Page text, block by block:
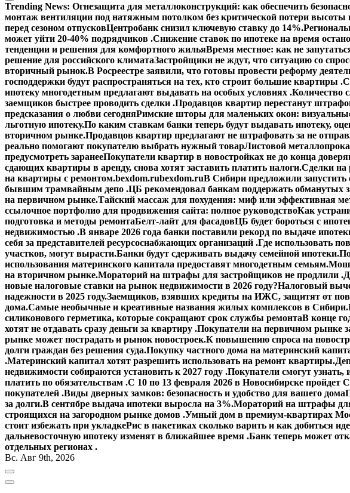
Trending News: Огнезащита для металлоконструкций: как обеспечить
монтаж вентиляции под натяжным потолком без критической потери высоты
перед сезоном отпусковЦентробанк снизил ключевую ставку до 14%.
может уйти 20-40% подрядчиков .Снижение ставок по ипотеке на время
тенденции и решения для комфортного жильяВремя местное: как не
решение для российского климатаЗастройщики не ждут, что ситуацию со
вторичный рынок.В Росреестре заявили, что готовы провести реформу
господдержки будут распространяться на тех, кто строит большие квартиры .
ипотеку многодетным предлагают выдавать на особых условиях .Количество
заемщиков быстрее проводить сделки .Продавцов квартир перестанут
предсказания о любви сегодняРимские шторы для маленьких окон:
льготную ипотеку.По каким ставкам банки теперь будут выдавать ипотеку,
вторичном рынке.Продавцов квартир предлагают не штрафовать за не
реально помогают покупателю выбрать нужный товарЛистовой
предусмотреть заранееПокупатели квартир в новостройках не до конца
сдающих квартиры в аренду, снова хотят заставить платить налоги.Сделки на
на квартиры с ремонтом.bexdom.rubexdom.ruВ Сибири предложили запустить
бывшим трамвайным депо .ЦБ рекомендовал банкам поддержать обманутых
на первичном рынке.Тайский массаж для похудения: миф или эффективная
ссылочное портфолио для продвижения сайта: полное руководствоКак
подготовка и методы ремонтаБелт-лайт для фасадовЦБ будет бороться с
недвижимостью .В январе 2026 года банки поставили рекорд по выдаче
себя за представителей ресурсоснабжающих организаций .Где использовать
участков, могут вырасти.Банки будут сдерживать выдачу семейной ипотеки.
использования материнского капитала предоставят многодетным семьям.
на вторичном рынке.Мораторий на штрафы для застройщиков не продлили .
новые налоговые ставки на рынок недвижимости в 2026 году?Налоговый
надежности в 2025 году.Заемщиков, взявших кредиты на ИЖС, защитят от
дома.Самые необычные и креативные названия жилых комплексов в Сибири.
силиконового герметика, которые сокращают срок службы ремонтаВ конце
хотят не отдавать сразу деньги за квартиру .Покупатели на первичном рынке
рынке может пострадать и рынок новостроек.К повышению спроса на
долги граждан без решения суда.Покупку частного дома на материнский
.Материнский капитал хотят разрешить использовать на ремонт квартиры.
недвижимости собираются установить к 2027 году .Покупатели смогут
платить по обязательствам .С 10 по 13 февраля 2026 в Новосибирске пройдет
покупателей .Виды дверных замков: безопасность и удобство для вашего дома
за долги.В сентябре выдача ипотеки выросла на 3%.Мораторий на штрафы для
строящихся на загородном рынке домов .Умный дом в премиум-квартирах
стоит избежать при укладкеРис в пакетиках сколько варить и как добиться
дальневосточную ипотеку изменят в ближайшее время .Банк теперь может
отдельных регионах .
Вс. Авг 9th, 2026